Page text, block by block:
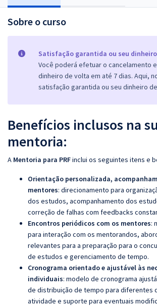
Sobre o curso
Satisfação garantida ou seu
Você poderá efetuar o cancelamento
dinheiro de volta em até 7 dias. Aqui,
satisfação garantida ou seu dinheiro
Benefícios inclusos na
mentoria:
A Mentoria para PRFinclui os seguintes itens e
Orientação personalizada,
mentores: direcionamento para
dos estudos, acompanhamento dos
correção de falhas com feedbacks
Encontros periódicos com os mentores:
para interação com os mentorandos,
relevantes para a preparação para o
de estudos e gerenciamento de tempo.
Cronograma orientado e ajustável às
individuais: modelo de cronograma
de distribuição de tempo para diferentes
atividade e suporte para eventuais